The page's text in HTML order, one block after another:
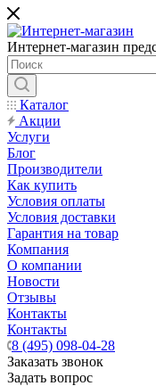
Интернет-магазин
Каталог
Акции
Услуги
Блог
Производители
Как купить
Условия оплаты
Условия доставки
Гарантия на товар
Компания
О компании
Новости
Отзывы
Контакты
Контакты
8 (495) 098-04-28
Заказать звонок
Задать вопрос